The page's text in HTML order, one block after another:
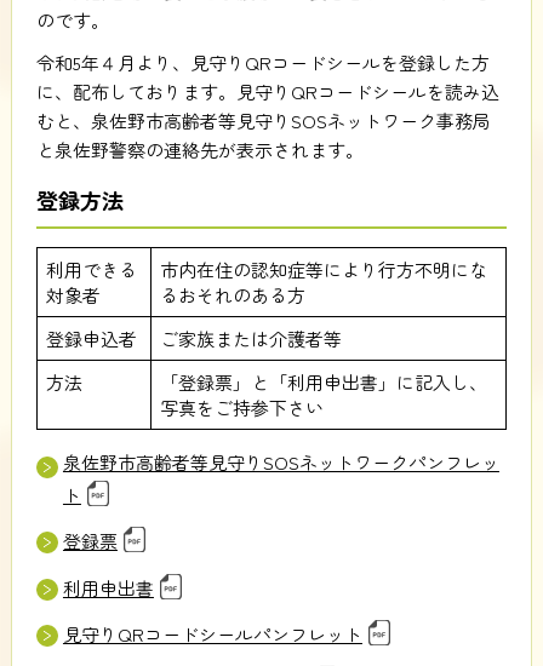
のです。
令和5年４月より、見守りQRコードシールを登録した方
に、配布しております。見守りQRコードシールを読み込
むと、泉佐野市高齢者等見守りSOSネットワーク事務局
と泉佐野警察の連絡先が表示されます。
登録方法
利用できる
対象者
市内在住の認知症等により行方不明にな
るおそれのある方
登録申込者
ご家族または介護者等
方法
「登録票」と「利用申出書」に記入し、
写真をご持参下さい
泉佐野市高齢者等見守りSOSネットワークパンフレッ
ト
登録票
利用申出書
見守りQRコードシールパンフレット